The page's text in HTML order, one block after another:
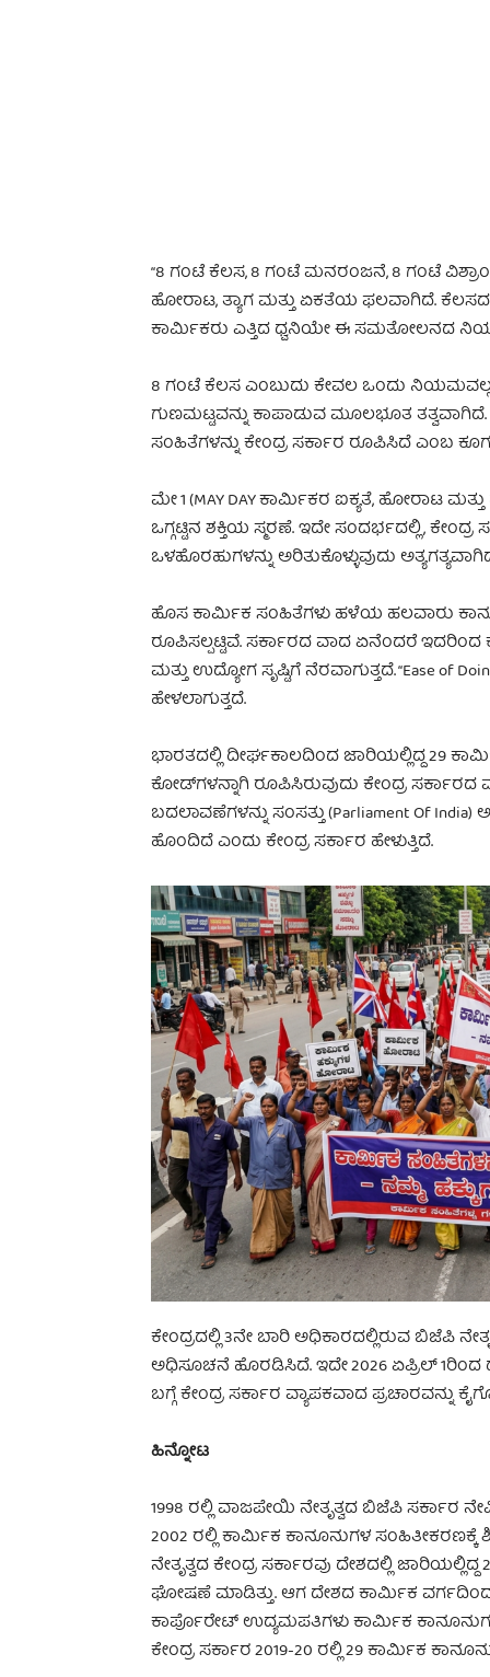
“8 ಗಂಟೆ ಕೆಲಸ, 8 ಗಂಟೆ ಮನರಂಜನೆ, 8 ಗಂಟೆ
ಹೋರಾಟ, ತ್ಯಾಗ ಮತ್ತು ಏಕತೆಯ ಫಲವಾಗಿದೆ.
ಕಾರ್ಮಿಕರು ಎತ್ತಿದ ಧ್ವನಿಯೇ ಈ ಸಮತೋಲನದ
8 ಗಂಟೆ ಕೆಲಸ ಎಂಬುದು ಕೇವಲ ಒಂದು
ಗುಣಮಟ್ಟವನ್ನು ಕಾಪಾಡುವ ಮೂಲಭೂತ
ಸಂಹಿತೆಗಳನ್ನು ಕೇಂದ್ರ ಸರ್ಕಾರ ರೂಪಿಸಿದೆ ಎಂಬ
ಮೇ 1 (MAY DAY ಕಾರ್ಮಿಕರ ಐಕ್ಯತೆ, ಹೋರಾಟ
ಒಗ್ಗಟ್ಟಿನ ಶಕ್ತಿಯ ಸ್ಮರಣೆ. ಇದೇ ಸಂದರ್ಭದಲ್ಲಿ,
ಒಳಹೊರಹುಗಳನ್ನು ಅರಿತುಕೊಳ್ಳುವುದು
ಹೊಸ ಕಾರ್ಮಿಕ ಸಂಹಿತೆಗಳು ಹಳೆಯ ಹಲವಾರು
ರೂಪಿಸಲ್ಪಟ್ಟಿವೆ. ಸರ್ಕಾರದ ವಾದ ಏನೆಂದರೆ ಇದರಿಂದ
ಮತ್ತು ಉದ್ಯೋಗ ಸೃಷ್ಟಿಗೆ ನೆರವಾಗುತ್ತದೆ. “Ease of
ಹೇಳಲಾಗುತ್ತದೆ.
ಭಾರತದಲ್ಲಿ ದೀರ್ಘಕಾಲದಿಂದ ಜಾರಿಯಲ್ಲಿದ್ದ 29
ಕೋಡ್‌ಗಳನ್ನಾಗಿ ರೂಪಿಸಿರುವುದು ಕೇಂದ್ರ
ಬದಲಾವಣೆಗಳನ್ನು ಸಂಸತ್ತು (Parliament Of
ಹೊಂದಿದೆ ಎಂದು ಕೇಂದ್ರ ಸರ್ಕಾರ ಹೇಳುತ್ತಿದೆ.
ಕೇಂದ್ರದಲ್ಲಿ 3ನೇ ಬಾರಿ ಅಧಿಕಾರದಲ್ಲಿರುವ ಬಿಜೆಪಿ
ಅಧಿಸೂಚನೆ ಹೊರಡಿಸಿದೆ. ಇದೇ 2026 ಏಪ್ರಿಲ್
ಬಗ್ಗೆ ಕೇಂದ್ರ ಸರ್ಕಾರ ವ್ಯಾಪಕವಾದ ಪ್ರಚಾರವನ್ನು
ಹಿನ್ನೋಟ
1998 ರಲ್ಲಿ ವಾಜಪೇಯಿ ನೇತೃತ್ವದ ಬಿಜೆಪಿ ಸರ್ಕಾರ
2002 ರಲ್ಲಿ ಕಾರ್ಮಿಕ ಕಾನೂನುಗಳ ಸಂಹಿತೀಕರಣಕ್ಕೆ
ನೇತೃತ್ವದ ಕೇಂದ್ರ ಸರ್ಕಾರವು ದೇಶದಲ್ಲಿ
ಘೋಷಣೆ ಮಾಡಿತ್ತು. ಆಗ ದೇಶದ ಕಾರ್ಮಿಕ ವರ್ಗದಿಂದ
ಕಾರ್ಪೊರೇಟ್ ಉದ್ಯಮಪತಿಗಳು ಕಾರ್ಮಿಕ
ಕೇಂದ್ರ ಸರ್ಕಾರ 2019-20 ರಲ್ಲಿ 29 ಕಾರ್ಮಿಕ